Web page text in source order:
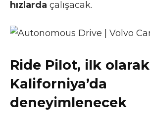
hızlarda çalışacak.
Ride Pilot, ilk olarak
Kaliforniya’da
deneyimlenecek